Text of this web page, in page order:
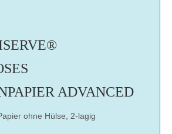
ADVANCED
ohne Hülse, 2-lagig